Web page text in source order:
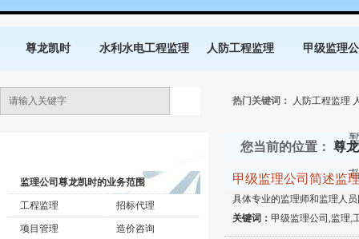
尊龙凯时 水利水电工程监理 人防工程监理 甲级监理
热门关键词： 人防工程监理
监理公司尊龙凯时的业务范围
工程监理 招标代理
项目管理 造价咨询
您当前的位置： 尊
甲级监理公司简述监
具体专业的监理师和监理人
关键词： 甲级监理公司,监理,